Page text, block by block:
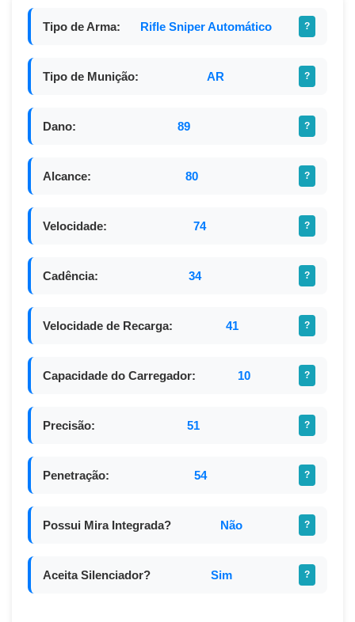
Tipo de Arma: Rifle Sniper Automático ?
Tipo de Munição: AR ?
Dano: 89 ?
Alcance: 80 ?
Velocidade: 74 ?
Cadência: 34 ?
Velocidade de Recarga: 41 ?
Capacidade do Carregador: 10 ?
Precisão: 51 ?
Penetração: 54 ?
Possui Mira Integrada? Não ?
Aceita Silenciador? Sim ?